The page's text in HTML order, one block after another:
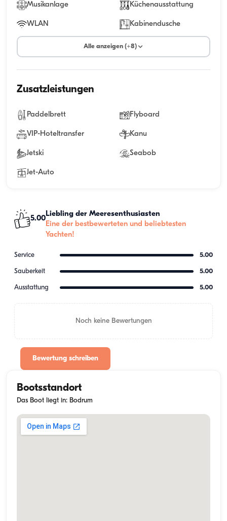
Musikanlage Küchenausstattung
WLAN Kabinendusche
Alle anzeigen (+8)
Zusatzleistungen
Paddelbrett Flyboard
VIP-Hoteltransfer Kanu
Jetski Seabob
Jet-Auto
5.00
Liebling der Meeresenthusiasten
Eine der bestbewerteten und beliebtesten
Yachten!
Service 5.00
Sauberkeit 5.00
Ausstattung 5.00
Noch keine Bewertungen
Bewertung schreiben
Bootsstandort
Das Boot liegt in: Bodrum